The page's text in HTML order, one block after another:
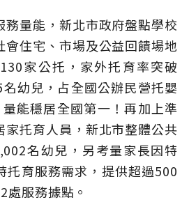
量能，新北市政府盤點學校
會住宅、市場及公益回饋場地
家公托，家外托育率突破
幼兒，占全國公辦民營托嬰
能穩居全國第一！再加上準
家托育人員，新北市整體公共
名幼兒，另考量家長因特
托育服務需求，提供超過500
處服務據點。